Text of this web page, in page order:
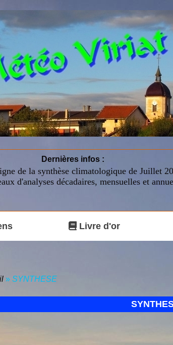
Dernières infos :
de la synthèse climatologique de Juillet
d'analyses décadaires, mensuelles et
Livre d'or
» SYNTHESE